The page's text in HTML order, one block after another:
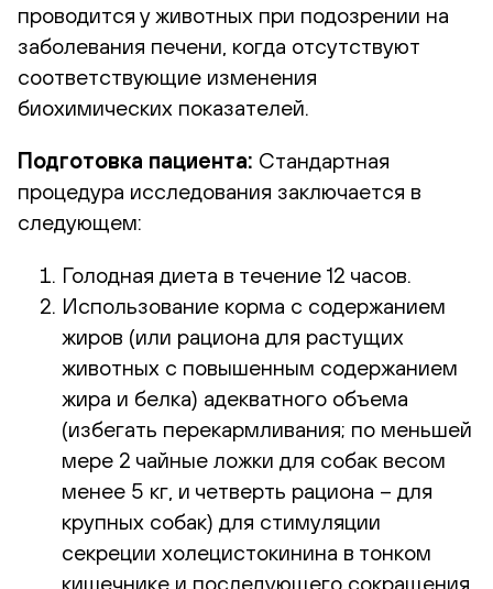
проводится у животных при подозрении на
заболевания печени, когда отсутствуют
соответствующие изменения
биохимических показателей.
Подготовка пациента: Стандартная
процедура исследования заключается в
следующем:
Голодная диета в течение 12 часов.
Использование корма с содержанием
жиров (или рациона для растущих
животных с повышенным содержанием
жира и белка) адекватного объема
(избегать перекармливания; по меньшей
мере 2 чайные ложки для собак весом
менее 5 кг, и четверть рациона – для
крупных собак) для стимуляции
секреции холецистокинина в тонком
кишечнике и последующего сокращения